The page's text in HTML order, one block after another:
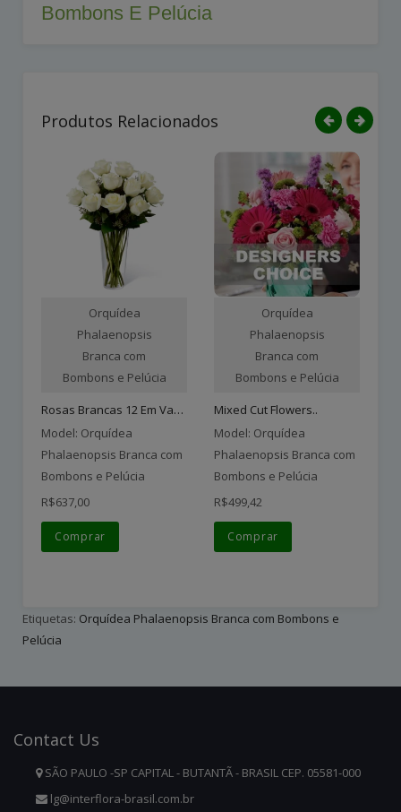
Bombons E Pelúcia
Produtos Relacionados
Orquídea
Phalaenopsis
Branca com
Bombons e Pelúcia
Rosas Brancas 12 Em Vaso..
Model: Orquídea
Phalaenopsis Branca com
Bombons e Pelúcia
R$637,00
Comprar
Orquídea
Phalaenopsis
Branca com
Bombons e Pelúcia
Mixed Cut Flowers..
Model: Orquídea
Phalaenopsis Branca com
Bombons e Pelúcia
R$499,42
Comprar
Etiquetas: Orquídea Phalaenopsis Branca com Bombons e
Pelúcia
Contact Us
SÃO PAULO -SP CAPITAL - BUTANTÃ - BRASIL CEP. 05581-000
lg@interflora-brasil.com.br